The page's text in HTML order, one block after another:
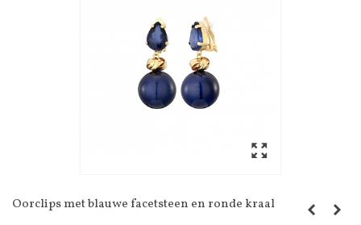
Oorclips met blauwe facetsteen en ronde kraal